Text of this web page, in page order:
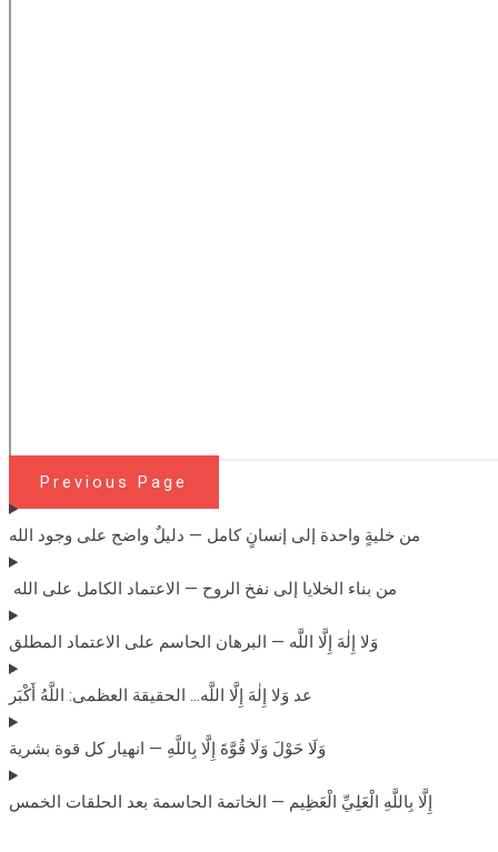
Previous Page
من خليةٍ واحدة إلى إنسانٍ كامل — دليلٌ واضح على وجود الله
من بناء الخلايا إلى نفخ الروح — الاعتماد الكامل على الله
وَلا إِلٰهَ إِلَّا اللَّه — البرهان الحاسم على الاعتماد المطلق
عد وَلا إِلٰهَ إِلَّا اللَّه… الحقيقة العظمى: اللَّهُ أَكْبَر
وَلَا حَوْلَ وَلَا قُوَّةَ إِلَّا بِاللَّهِ — انهيار كل قوة بشرية
إِلَّا بِاللَّهِ الْعَلِيِّ الْعَظِيم — الخاتمة الحاسمة بعد الحلقات الخمس